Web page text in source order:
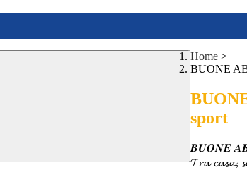
Home >
BUONE
sport
𝑩𝑼𝑶𝑵𝑬
𝓣𝓻𝓪 𝓬𝓪𝓼𝓪,